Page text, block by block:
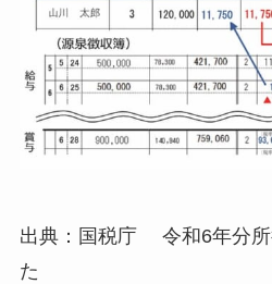
出典：国税庁 令和6年分所
た